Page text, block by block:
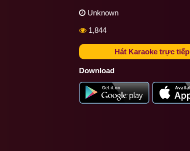
Unknown
1,844
Hát Karaoke trực tiếp
Download